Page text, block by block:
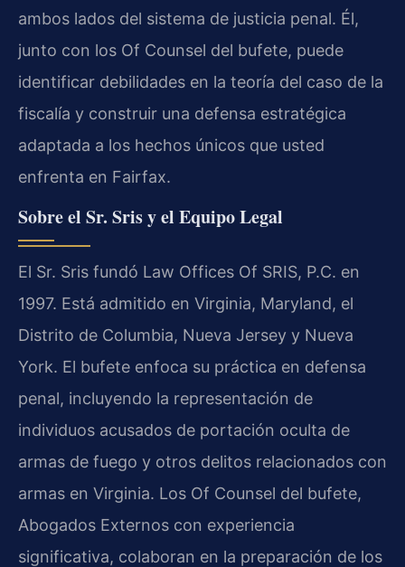
ambos lados del sistema de justicia penal. Él,
junto con los Of Counsel del bufete, puede
identificar debilidades en la teoría del caso de la
fiscalía y construir una defensa estratégica
adaptada a los hechos únicos que usted
enfrenta en Fairfax.
Sobre el Sr. Sris y el Equipo Legal
El Sr. Sris fundó Law Offices Of SRIS, P.C. en
1997. Está admitido en Virginia, Maryland, el
Distrito de Columbia, Nueva Jersey y Nueva
York. El bufete enfoca su práctica en defensa
penal, incluyendo la representación de
individuos acusados de portación oculta de
armas de fuego y otros delitos relacionados con
armas en Virginia. Los Of Counsel del bufete,
Abogados Externos con experiencia
significativa, colaboran en la preparación de los